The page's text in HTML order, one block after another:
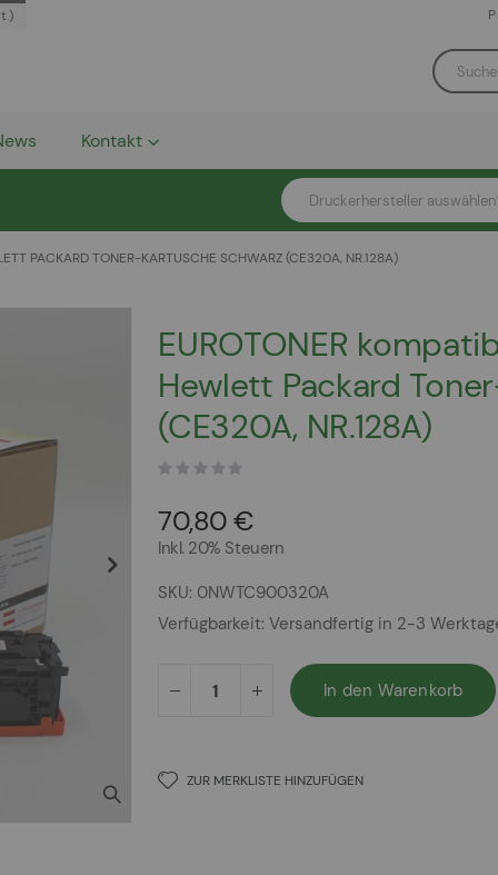
Kontakt
Druckerhersteller
PACKARD TONER-KARTUSCHE SCHWARZ (CE320A, NR.128A)
EUROTONER
Hewlett Packard
(CE320A, NR.128A)
70,80 €
Inkl. 20% Steuern
SKU 0NWTC900320A
Verfügbarkeit: Versandfertig in 2-3
In den Warenkorb
ZUR MERKLISTE HINZUFÜGEN